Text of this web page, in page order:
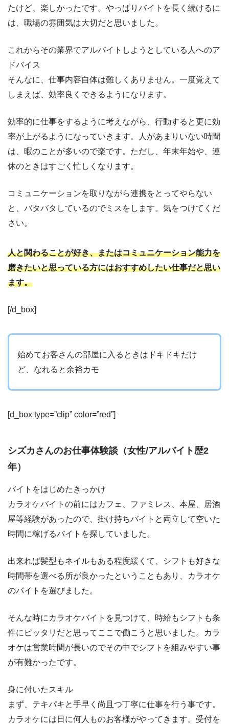
たけど、楽しかったです。やっぱりバイトを長く続けるに
は、職場の雰囲気は大切だと思いました。
これからその業界でアルバイトしようとしている人へのア
ドバイス
そんなに、仕事内容自体は難しくありません。一度覚えて
しまえば、効率良くできるようになります。
効率的に仕事をするように考えながら、行動すると更に効
率が上がるようになっていきます。人があまりいない時間
は、暇のことが多いので楽です。ただし、年末年始や、連
休のときはすごく忙しくなります。
コミュニケーションを取りながら連携をとってやらない
と、バタバタしているのでミスをします。気をつけてくだ
さい。
人と関わることが好き、またはコミュニケーション能力を
磨きたいと思っている方にはおすすめしたい仕事だと思い
ます。
[/d_box]
始めてお客さんの部屋に入るときはドキドキだけ
ど、なれると余裕カモ
[d_box type=”clip” color=”red”]
シズカさんのお仕事体験談（女性/アルバイト歴2
年）
バイトをはじめたきっかけ
カラオケバイトの前にはカフェ、ファミレス、本屋、居酒
屋等経験があったので、掛け持ちバイトと両立して空いた
時間に稼げるバイトを探していました。
出来れば髪型もネイルもある程度緩くて、シフトも好きな
時間帯を選べる所が良かったということもあり、カラオケ
のバイトを選びました。
そんな時にカラオケバイトを見つけて、時給もシフトも条
件にピッタリだと思ってここで働こうと思いました。カラ
オケは営業時間が長いのでその中でシフトを組みやすい事
が有難かったです。
身に付いたスキル
まず、テキパキと手早く尚且つ丁寧に仕事を行う事です。
カラオケには日に何人ものお客様がやってきます。受付を